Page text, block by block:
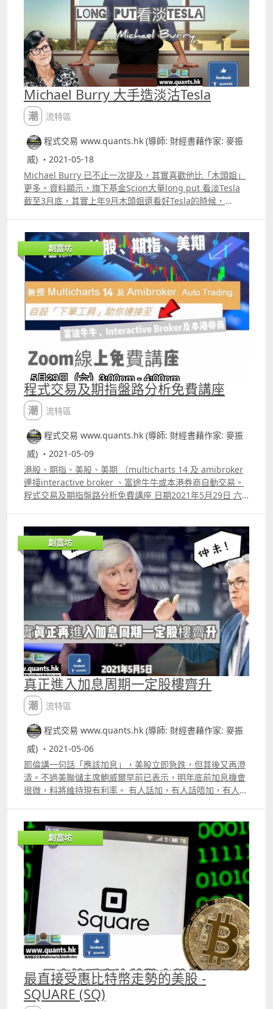
Michael Burry 大手造淡沽Tesla
潮流特區
程式交易 www.quants.hk (導師: 財經書藉作家: 麥振
威) ・2021-05-18
Michael Burry 已不止一次提及，其實喜歡他比「木頭姐」
更多。資料顯示，旗下基金Scion大量long put 看淡Tesla
截至3月底，其實上年9月木頭姐還看好Tesla的時候，
創富坊
程式交易及期指盤路分析免費講座
潮流特區
程式交易 www.quants.hk (導師: 財經書藉作家: 麥振
威) ・2021-05-09
港股、期指、美股、美期 （multicharts 14 及 amibroker
連接interactive broker 、富途牛牛或本港券商自動交易。
程式交易及期指盤路分析免費講座 日期2021年5月29日 六
路分析例子講解 如何利用程式做Backtesting 如何利用程式
優化指標 利用程式選出強勢美股及港股 股票期權每月交易
策略講解 Amibroker及Multicharts14連接證券行
Autotrade的各種常見問題 報名whatspp 69091306 或電郵
paul.mark881@gmail.com
創富坊
真正進入加息周期一定股樓齊升
潮流特區
程式交易 www.quants.hk (導師: 財經書藉作家: 麥振
威) ・2021-05-06
耶倫講一句話「應該加息」，美股立即急跌，但其後又再澄
清。不過美聯儲主席鮑威爾早前已表示，明年底前加息機會
很微，料將維持現有利率。 有人話加，有人話唔加，有人開
都係一樣，重覆又重覆，然後在減息週期尾聲，股市開始調
整、然後整固，到真正加息週期又再上升，而且升得更多。
創富坊
最直接受惠比特幣走勢的美股 -
SQUARE (SQ)